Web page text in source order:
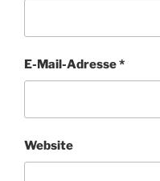
E-Mail-Adresse*
Website